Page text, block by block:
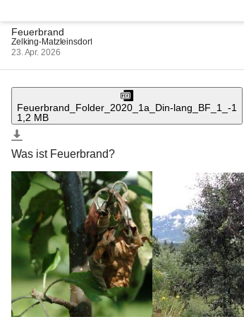
Feuerbrand
Zelking-Matzleinsdorf
23. Apr. 2026
Feuerbrand_Folder_2020_1a_Din-lang_BF_1_-1
1,2 MB
Was ist Feuerbrand?